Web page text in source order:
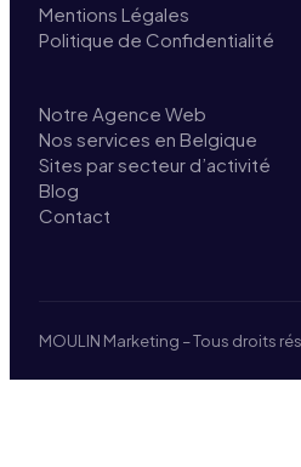
Mentions Légales
Politique de Confidentialité
Notre Agence Web
Nos services en Belgique
Sites par secteur d’activité
Blog
Contact
MOULIN Marketing – Tous droits